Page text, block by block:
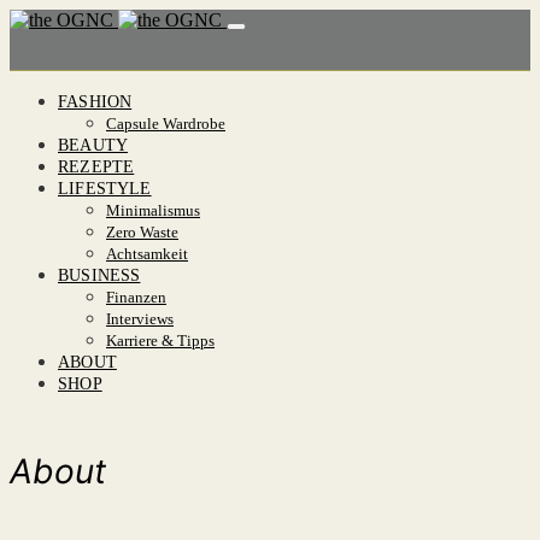
FASHION
Capsule Wardrobe
BEAUTY
REZEPTE
LIFESTYLE
Minimalismus
Zero Waste
Achtsamkeit
BUSINESS
Finanzen
Interviews
Karriere & Tipps
ABOUT
SHOP
About